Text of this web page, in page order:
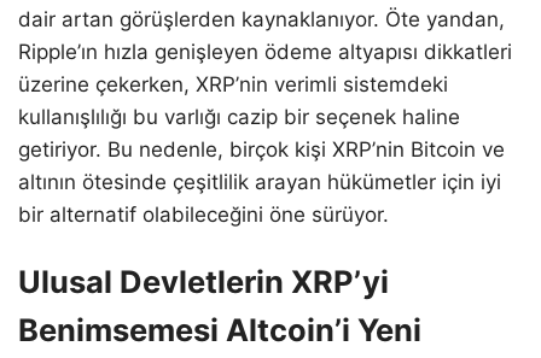
dair artan görüşlerden kaynaklanıyor. Öte yandan,
Ripple’ın hızla genişleyen ödeme altyapısı dikkatleri
üzerine çekerken, XRP’nin verimli sistemdeki
kullanışlılığı bu varlığı cazip bir seçenek haline
getiriyor. Bu nedenle, birçok kişi XRP’nin Bitcoin ve
altının ötesinde çeşitlilik arayan hükümetler için iyi
bir alternatif olabileceğini öne sürüyor.
Ulusal Devletlerin XRP’yi
Benimsemesi Altcoin’i Yeni